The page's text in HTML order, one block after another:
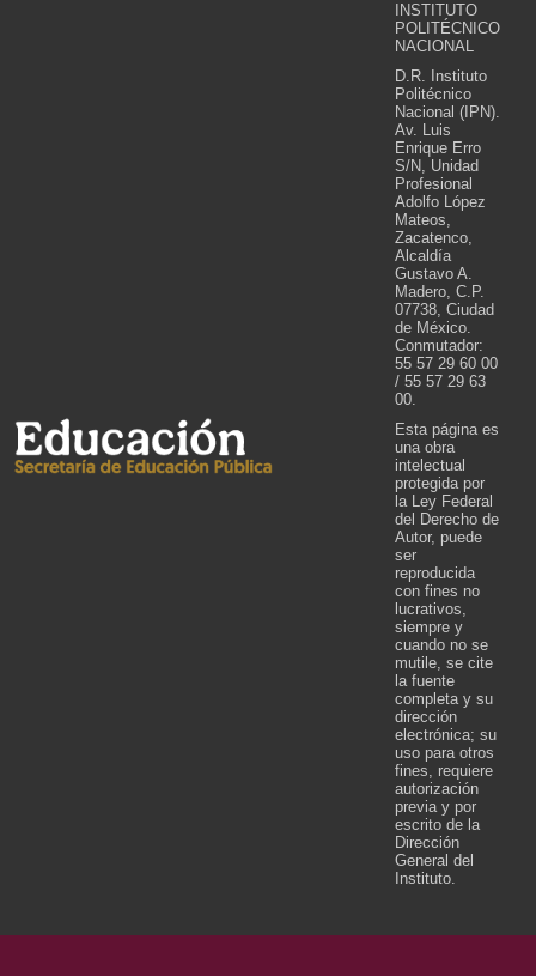
INSTITUTO
POLITÉCNICO
NACIONAL
D.R. Instituto
Politécnico
Nacional (IPN).
Av. Luis
Enrique Erro
S/N, Unidad
Profesional
Adolfo López
Mateos,
Zacatenco,
Alcaldía
Gustavo A.
Madero, C.P.
07738, Ciudad
de México.
Conmutador:
55 57 29 60 00
/ 55 57 29 63
00.
Esta página es
una obra
intelectual
protegida por
la Ley Federal
del Derecho de
Autor, puede
ser
reproducida
con fines no
lucrativos,
siempre y
cuando no se
mutile, se cite
la fuente
completa y su
dirección
electrónica; su
uso para otros
fines, requiere
autorización
previa y por
escrito de la
Dirección
General del
Instituto.